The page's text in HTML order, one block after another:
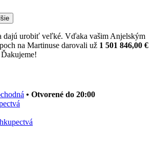
dajú urobiť veľké. Vďaka vašim Anjelským
na Martinuse darovali už 1 501 846,00 €
Ďakujeme!
• Otvorené do 20:00